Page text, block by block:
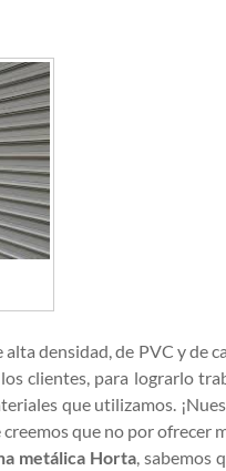
densidad, de PVC y de
clientes, para lograrlo
que utilizamos.
que no por ofrecer
metálica Horta, sabemos